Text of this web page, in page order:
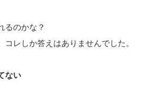
るのかな？
コレしか答えはありませんでした。
ない